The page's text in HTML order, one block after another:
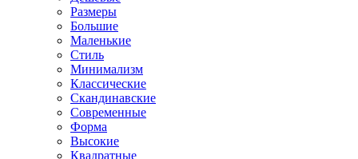
Размеры
Большие
Маленькие
Стиль
Минимализм
Классические
Скандинавские
Современные
Форма
Высокие
Квадратные